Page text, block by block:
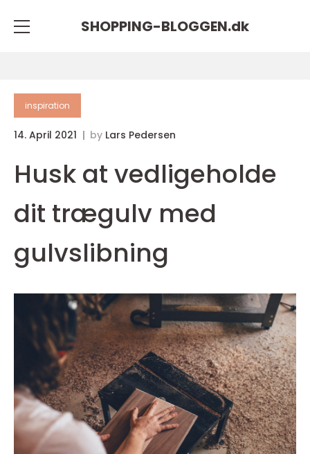
SHOPPING-BLOGGEN.dk
inspiration
14. April 2021 by Lars Pedersen
Husk at vedligeholde
dit trægulv med
gulvslibning